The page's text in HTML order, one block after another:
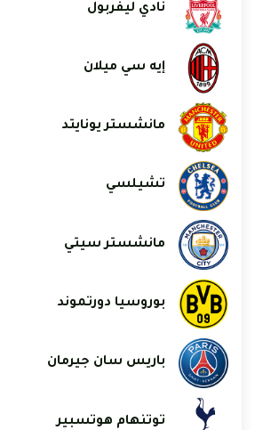
نادي ليفربول
إيه سي ميلان
مانشستر يونايتد
تشيلسي
مانشستر سيتي
بوروسيا دورتموند
باريس سان جيرمان
توتنهام هوتسبير